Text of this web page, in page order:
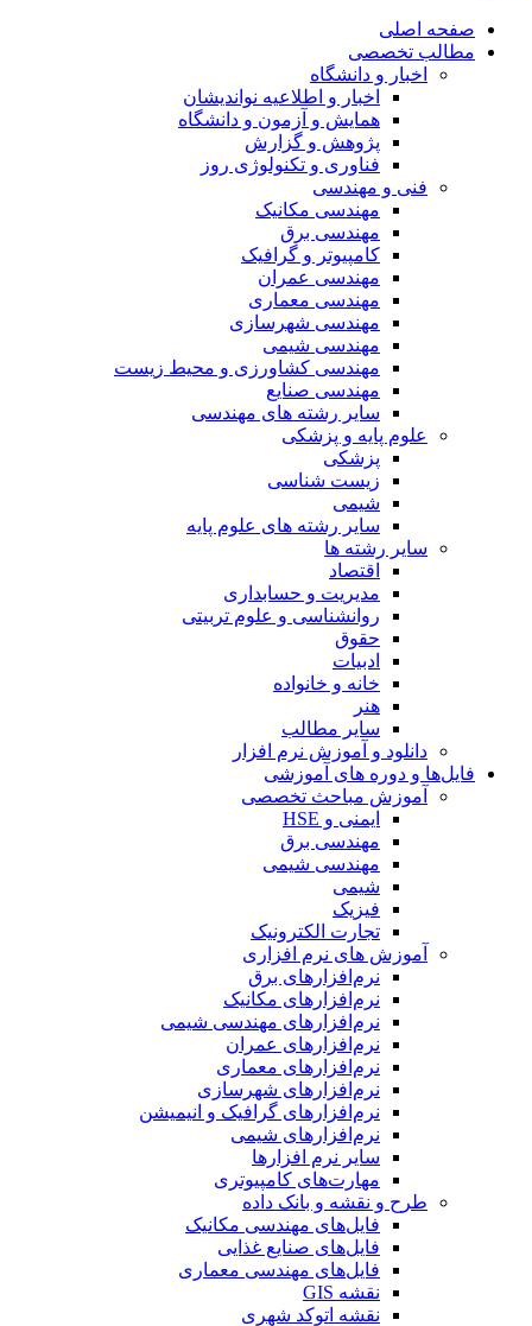
صفحه اصلی
مطالب تخصصی
اخبار و دانشگاه
اخبار و اطلاعیه نواندیشان
همایش و آزمون و دانشگاه
پژوهش و گزارش
فناوری و تکنولوژی روز
فنی و مهندسی
مهندسی مکانیک
مهندسی برق
کامپیوتر و گرافیک
مهندسی عمران
مهندسی معماری
مهندسی شهرسازی
مهندسی شیمی
مهندسی کشاورزی و محیط زیست
مهندسی صنایع
سایر رشته های مهندسی
علوم پایه و پزشکی
پزشکی
زیست شناسی
شیمی
سایر رشته های علوم پایه
سایر رشته ها
اقتصاد
مدیریت و حسابداری
روانشناسی و علوم تربیتی
حقوق
ادبیات
خانه و خانواده
هنر
سایر مطالب
دانلود و آموزش نرم افزار
فایل‌ها و دوره های آموزشی
آموزش مباحث تخصصی
ایمنی و HSE
مهندسی برق
مهندسی شیمی
شیمی
فیزیک
تجارت الکترونیک
آموزش های نرم افزاری
نرم‌افزارهای برق
نرم‌افزارهای مکانیک
نرم‌افزارهای مهندسی شیمی
نرم‌افزارهای عمران
نرم‌افزارهای معماری
نرم‌افزارهای شهرسازی
نرم‌افزارهای گرافیک و انیمیشن
نرم‌افزارهای شیمی
سایر نرم افزارها
مهارت‌های کامپیوتری
طرح و نقشه و بانک داده
فایل‌های مهندسی مکانیک
فایل‌های صنایع غذایی
فایل‌های مهندسی معماری
نقشه GIS
نقشه اتوکد شهری